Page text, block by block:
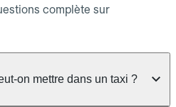
complète sur
on mettre dans un taxi ?